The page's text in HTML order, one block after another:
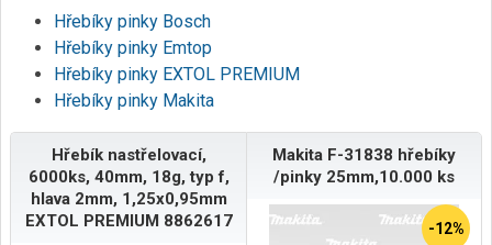
Hřebíky pinky Bosch
Hřebíky pinky Emtop
Hřebíky pinky EXTOL PREMIUM
Hřebíky pinky Makita
Hřebík nastřelovací,
6000ks, 40mm, 18g, typ f,
hlava 2mm, 1,25x0,95mm
EXTOL PREMIUM 8862617
Makita F-31838 hřebíky
/pinky 25mm,10.000 ks
-12%